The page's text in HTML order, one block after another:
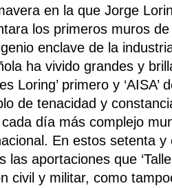
en la que Jorge
los primeros muros de
enclave de la
ha vivido grandes y
Loring’ primero y ‘AISA’
de tenacidad y
día más complejo
En estos setenta
las aportaciones que
civil y militar, como